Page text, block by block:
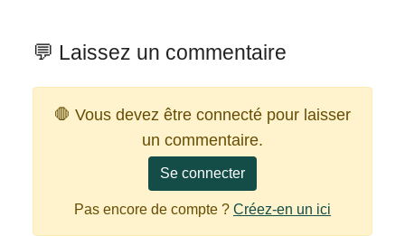
💬 Laissez un commentaire
🛑 Vous devez être connecté pour laisser
un commentaire.
Se connecter
Pas encore de compte ? Créez-en un ici